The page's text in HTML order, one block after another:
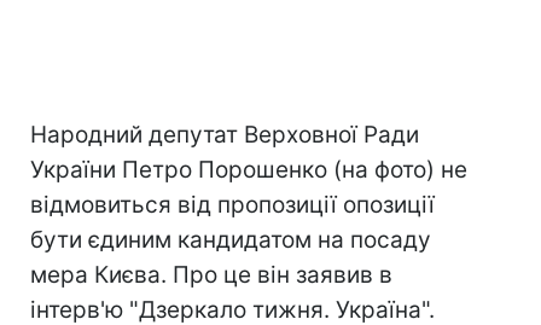
Народний депутат Верховної Ради
України Петро Порошенко (на фото) не
відмовиться від пропозиції опозиції
бути єдиним кандидатом на посаду
мера Києва. Про це він заявив в
інтерв'ю "Дзеркало тижня. Україна".